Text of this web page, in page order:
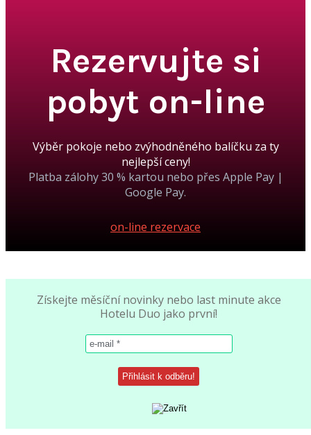
Rezervujte si
pobyt on-line
Výběr pokoje nebo zvýhodněného balíčku za ty
nejlepší ceny!
Platba zálohy 30 % kartou nebo přes Apple Pay |
Google Pay.
on-line rezervace
Získejte měsíční novinky nebo last minute akce
Hotelu Duo jako první!